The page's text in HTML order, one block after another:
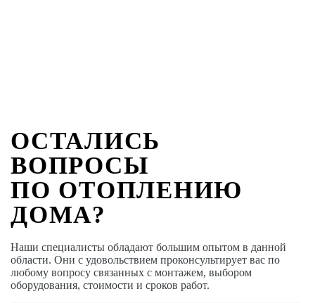
ОСТАЛИСЬ
ВОПРОСЫ
ПО ОТОПЛЕНИЮ
ДОМА?
Наши специалисты обладают большим опытом в данной
области. Они с удовольствием проконсультирует вас по
любому вопросу связанных с монтажем, выбором
оборудования, стоимости и сроков работ.